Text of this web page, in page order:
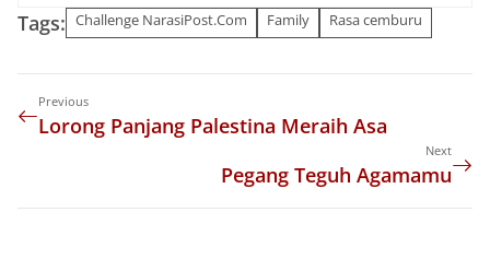
Tags: Challenge NarasiPost.Com Family Rasa cemburu
Previous
Lorong Panjang Palestina Meraih Asa
Next
Pegang Teguh Agamamu